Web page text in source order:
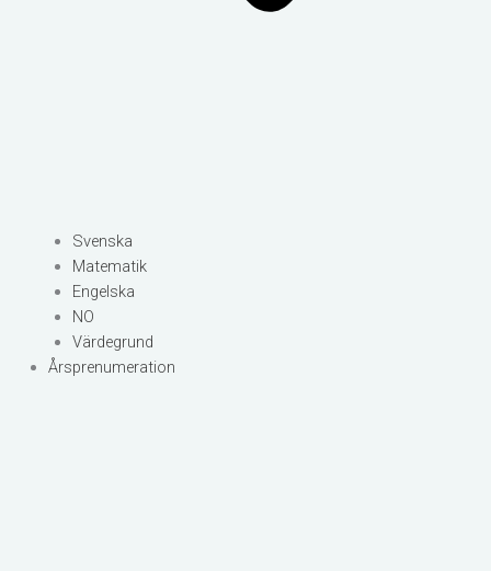
Svenska
Matematik
Engelska
NO
Värdegrund
Årsprenumeration